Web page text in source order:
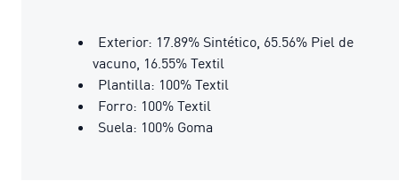
Exterior: 17.89% Sintético, 65.56% Piel de
vacuno, 16.55% Textil
Plantilla: 100% Textil
Forro: 100% Textil
Suela: 100% Goma